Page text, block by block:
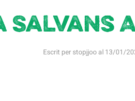
Salvans
Escrit perstopjjooal13/01/